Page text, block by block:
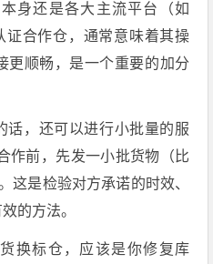
身还是各大主流平台（如
证合作仓，通常意味着其操
更顺畅，是一个重要的加分
话，还可以进行小批量的服
作前，先发一小批货物（比
这是检验对方承诺的时效、
的方法。
换标仓，应该是你修复库